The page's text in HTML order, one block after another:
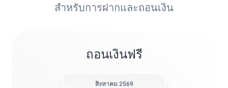
สำหรับการฝากและถอนเงิน
ถอนเงินฟรี
สิงหาคม 2569